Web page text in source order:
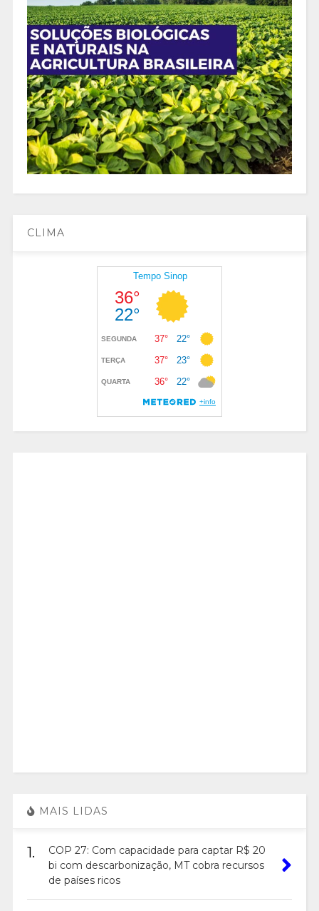
CLIMA
MAIS LIDAS
1.
COP 27: Com capacidade para captar R$ 20
bi com descarbonização, MT cobra recursos
de países ricos